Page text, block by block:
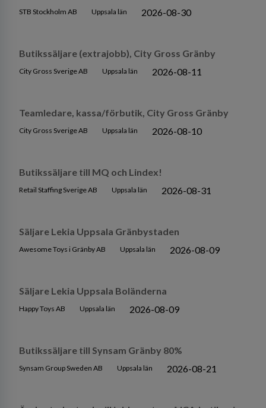
STB Stockholm AB Uppsala län 2026-08-30
Butikssäljare (extrajobb), City Gross Gränby
City Gross Sverige AB Uppsala län 2026-08-11
Teamledare, kassa/förbutik, City Gross Gränby
City Gross Sverige AB Uppsala län 2026-08-10
Butikssäljare till MQ och Lindex!
Retail Staffing Sverige AB Uppsala län 2026-08-31
Säljare Lekia Uppsala Gränbystaden
Awesome Toys i Gränby AB Uppsala län 2026-08-09
Säljare Lekia Uppsala Boländerna
Happy Toys AB Uppsala län 2026-08-09
Butikssäljare till Synsam Gränby 80%
Synsam Group Sweden AB Uppsala län 2026-08-21